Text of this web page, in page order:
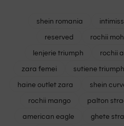
shein romania
reserved
rochii
lenjerie triumph
rochii
zara femei
sutiene triumph
haine outlet zara
shein
rochii mango
palton
american eagle
ghete